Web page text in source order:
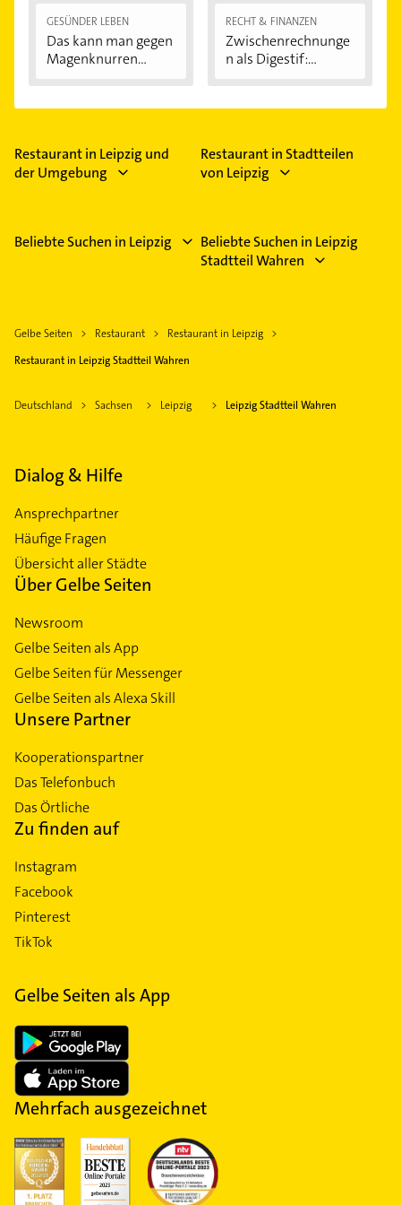
GESÜNDER LEBEN
Das kann man gegen
Magenknurren...
RECHT & FINANZEN
Zwischenrechnunge
n als Digestif:...
Restaurant in Leipzig und
der Umgebung
Restaurant in Stadtteilen
von Leipzig
Beliebte Suchen in Leipzig
Beliebte Suchen in Leipzig
Stadtteil Wahren
Gelbe Seiten Restaurant
Restaurant in Leipzig
Restaurant in Leipzig Stadtteil Wahren
Deutschland Sachsen Leipzig Leipzig Stadtteil Wahren
Dialog & Hilfe
Ansprechpartner
Häufige Fragen
Übersicht aller Städte
Über Gelbe Seiten
Newsroom
Gelbe Seiten als App
Gelbe Seiten für Messenger
Gelbe Seiten als Alexa Skill
Unsere Partner
Kooperationspartner
Das Telefonbuch
Das Örtliche
Zu finden auf
Instagram
Facebook
Pinterest
TikTok
Gelbe Seiten als App
Mehrfach ausgezeichnet